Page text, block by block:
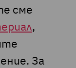
сме
,
За